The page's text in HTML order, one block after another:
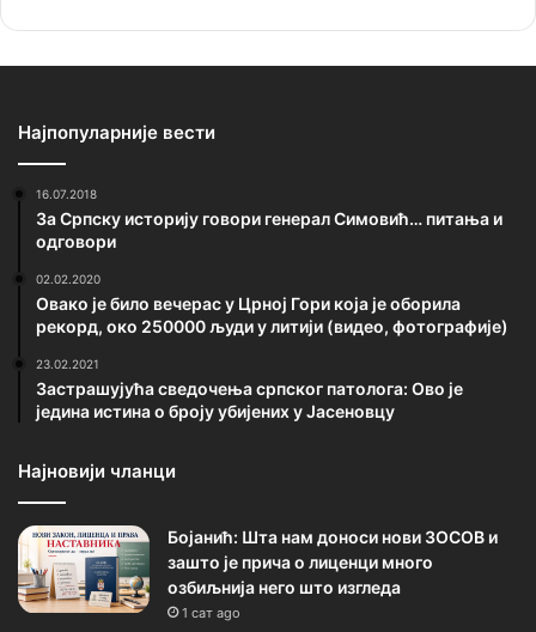
Најпопуларније вести
16.07.2018
За Српску историју говори генерал Симовић… питања и
одговори
02.02.2020
Овако је било вечерас у Црној Гори која је оборила
рекорд, око 250000 људи у литији (видео, фотографије)
23.02.2021
Застрашујућа сведочења српског патолога: Ово је
једина истина о броју убијених у Јасеновцу
Најновији чланци
Бојанић: Шта нам доноси нови ЗОСОВ и
зашто је прича о лиценци много
озбиљнија него што изгледа
1 сат ago